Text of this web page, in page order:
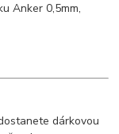
Anker 0,5mm,
dárkovou